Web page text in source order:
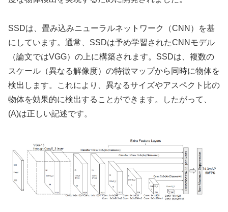
SSDは、畳み込みニューラルネットワーク（CNN）を基
にしています。通常、SSDは予め学習されたCNNモデル
（論文ではVGG）の上に構築されます。SSDは、複数の
スケール（異なる解像度）の特徴マップから同時に物体を
検出します。これにより、異なるサイズやアスペクト比の
物体を効果的に検出することができます。したがって、
(A)は正しい記述です。